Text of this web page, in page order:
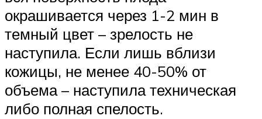
окрашивается через 1-2 мин в
темный цвет – зрелость не
наступила. Если лишь вблизи
кожицы, не менее 40-50% от
объема – наступила техническая
либо полная спелость.